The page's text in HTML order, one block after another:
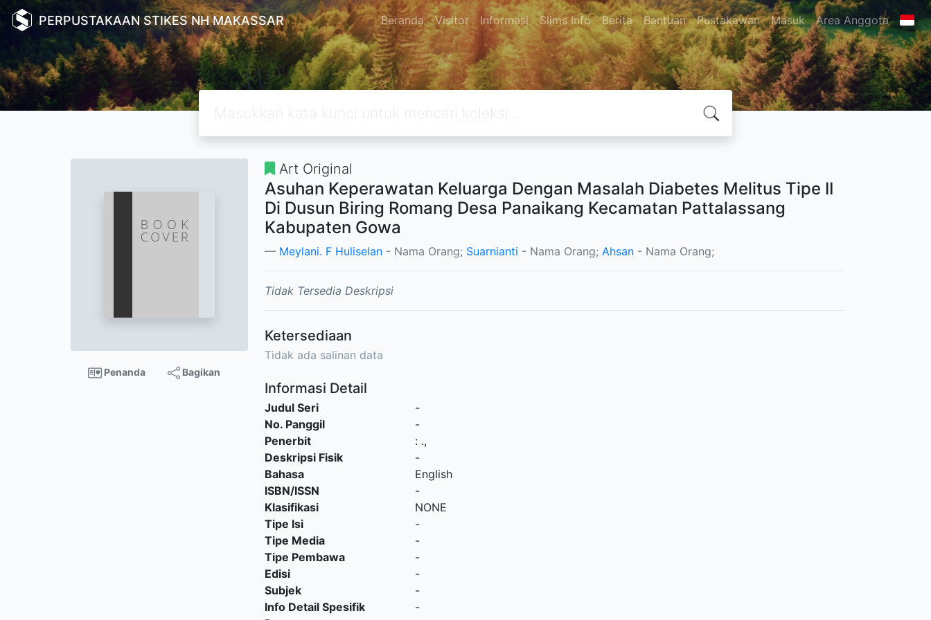
PERPUSTAKAAN STIKES NH MAKASSAR Beranda Visitor Informasi Slims Info Berita Bantuan Pustakawan Masuk Area Anggota
Penanda Bagikan
Art Original
Asuhan Keperawatan Keluarga Dengan Masalah Diabetes Melitus Tipe II
Di Dusun Biring Romang Desa Panaikang Kecamatan Pattalassang
Kabupaten Gowa
Meylani. F Huliselan - Nama Orang; Suarnianti - Nama Orang; Ahsan - Nama Orang;
Tidak Tersedia Deskripsi
Ketersediaan
Tidak ada salinan data
Informasi Detail
Judul Seri
-
No. Panggil
-
Penerbit
: .,
Deskripsi Fisik
-
Bahasa
English
ISBN/ISSN
-
Klasifikasi
NONE
Tipe Isi
-
Tipe Media
-
Tipe Pembawa
-
Edisi
-
Subjek
-
Info Detail Spesifik
-